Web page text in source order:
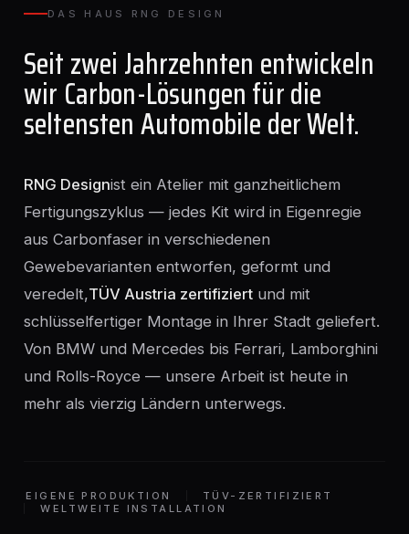
DAS HAUS RNG DESIGN
Seit zwei Jahrzehnten entwickeln
wir Carbon-Lösungen für die
seltensten Automobile der Welt.
RNG Designist ein Atelier mit ganzheitlichem
Fertigungszyklus — jedes Kit wird in Eigenregie
aus Carbonfaser in verschiedenen
Gewebevarianten entworfen, geformt und
veredelt,TÜV Austria zertifiziert und mit
schlüsselfertiger Montage in Ihrer Stadt geliefert.
Von BMW und Mercedes bis Ferrari, Lamborghini
und Rolls-Royce — unsere Arbeit ist heute in
mehr als vierzig Ländern unterwegs.
EIGENE PRODUKTION
TÜV-ZERTIFIZIERT
WELTWEITE INSTALLATION